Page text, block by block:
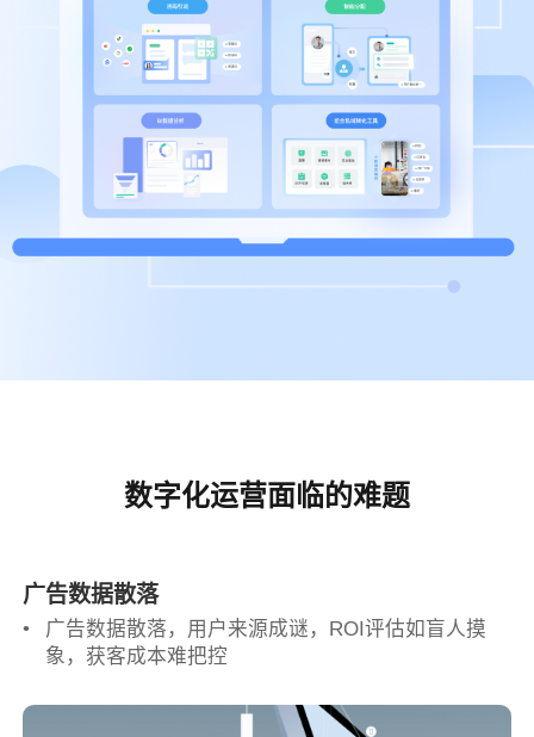
数字化运营面临的难题
广告数据散落
广告数据散落，用户来源成谜，ROI评估如盲人摸
象，获客成本难把控